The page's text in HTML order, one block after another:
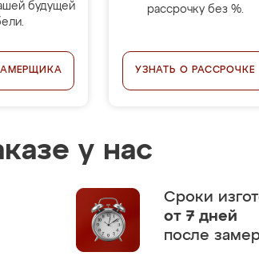
будущей
рассрочку без %.
УЗНАТЬ О РАССРОЧКЕ
у нас
Сроки
от 7 дней
после